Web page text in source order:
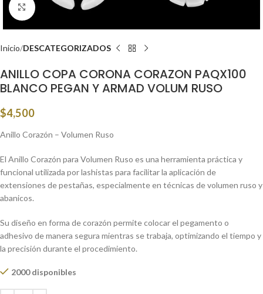
Click to enlarge
Inicio DESCATEGORIZADOS
ANILLO COPA CORONA CORAZON PAQX100
BLANCO PEGAN Y ARMAD VOLUM RUSO
$4,500
Anillo Corazón – Volumen Ruso
El Anillo Corazón para Volumen Ruso es una herramienta práctica y
funcional utilizada por lashistas para facilitar la aplicación de
extensiones de pestañas, especialmente en técnicas de volumen ruso y
abanicos.
Su diseño en forma de corazón permite colocar el pegamento o
adhesivo de manera segura mientras se trabaja, optimizando el tiempo y
la precisión durante el procedimiento.
2000 disponibles